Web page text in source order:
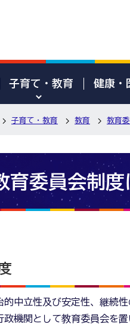
子育て・教育 健康・
子育て・教育 教育 教育
育委員会制度
的中立性及び安定性、継続
機関として教育委員会を置